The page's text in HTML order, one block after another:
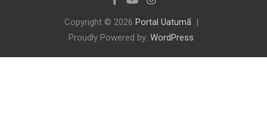
Copyright © 2026 Portal Uatumã
Proudly Powered by: WordPress